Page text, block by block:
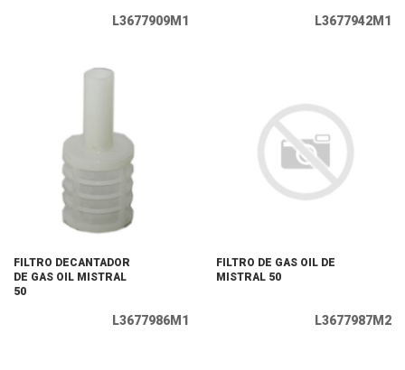
L3677909M1 L3677942M1
FILTRO DECANTADOR
DE GAS OIL MISTRAL
50
L3677986M1
FILTRO DE GAS OIL DE
MISTRAL 50
L3677987M2